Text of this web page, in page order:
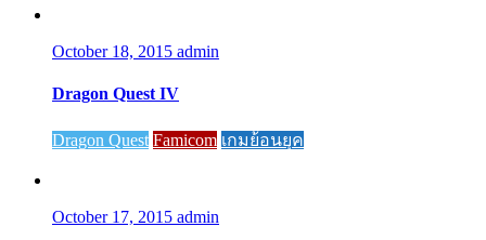
October 18, 2015 admin
Dragon Quest IV
Dragon Quest Famicom เกมย้อนยุค
October 17, 2015 admin